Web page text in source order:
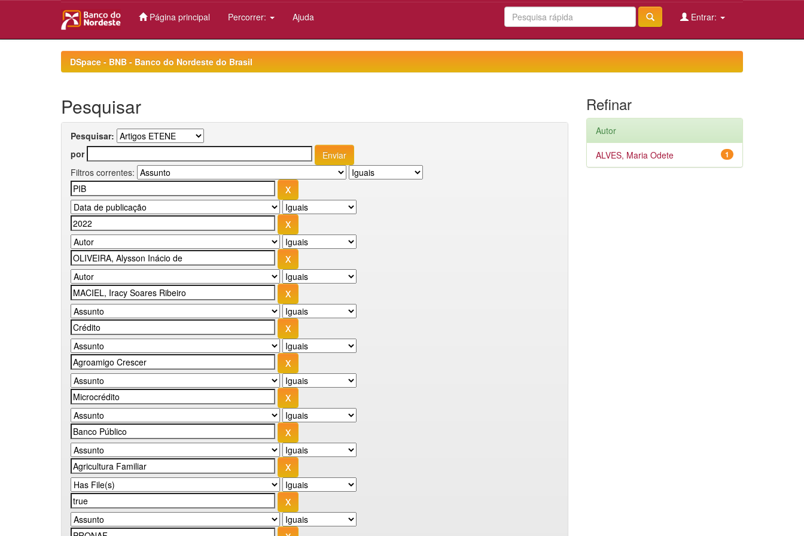
Página principal Percorrer: Ajuda Entrar:
DSpace - BNB - Banco do Nordeste do Brasil
Pesquisar
Pesquisar:
por
Filtros correntes:
Refinar
Autor
1
ALVES, Maria Odete